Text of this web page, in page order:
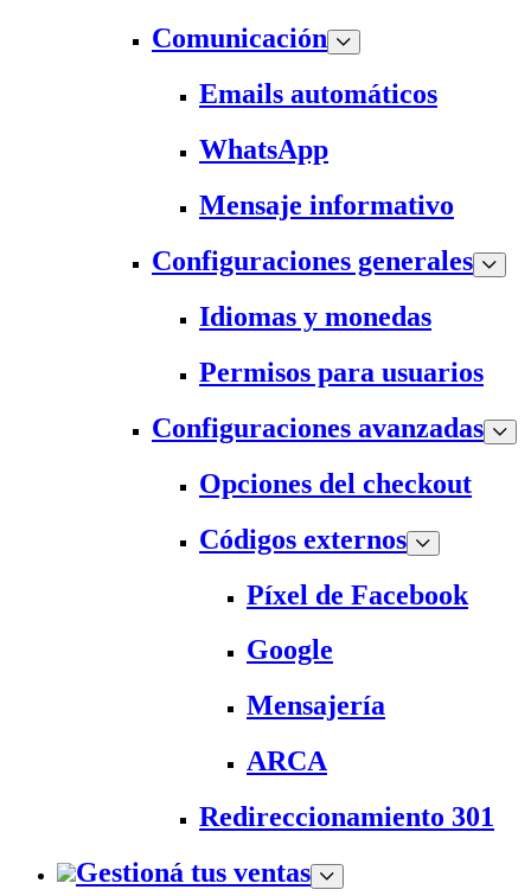
Comunicación
Emails automáticos
WhatsApp
Mensaje informativo
Configuraciones generales
Idiomas y monedas
Permisos para usuarios
Configuraciones avanzadas
Opciones del checkout
Códigos externos
Píxel de Facebook
Google
Mensajería
ARCA
Redireccionamiento 301
Gestioná tus ventas